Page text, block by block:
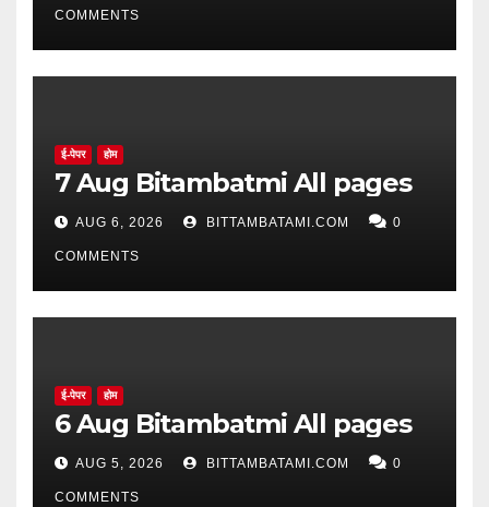
COMMENTS
ई-पेपर होम
7 Aug Bitambatmi All pages
AUG 6, 2026 BITTAMBATAMI.COM 0
COMMENTS
ई-पेपर होम
6 Aug Bitambatmi All pages
AUG 5, 2026 BITTAMBATAMI.COM 0
COMMENTS